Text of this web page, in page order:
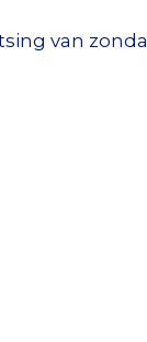
van